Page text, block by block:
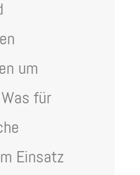
um
für
Einsatz